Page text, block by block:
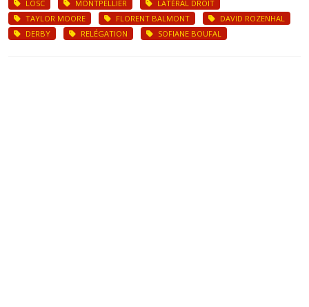
LOSC
MONTPELLIER
LATÉRAL DROIT
TAYLOR MOORE
FLORENT BALMONT
DAVID ROZENHAL
DERBY
RELÉGATION SOFIANE BOUFAL